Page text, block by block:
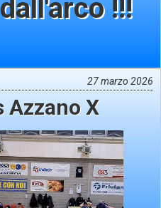
!!!
27 marzo 2026
Azzano X